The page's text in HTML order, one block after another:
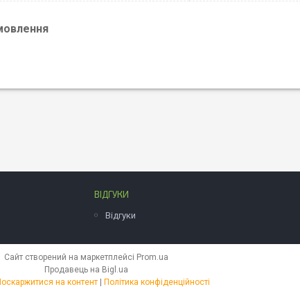
ВІДГУКИ
Відгуки
Сайт створений на маркетплейсі Prom.ua
Продавець на Bigl.ua
на контент | Політика конфіденційності